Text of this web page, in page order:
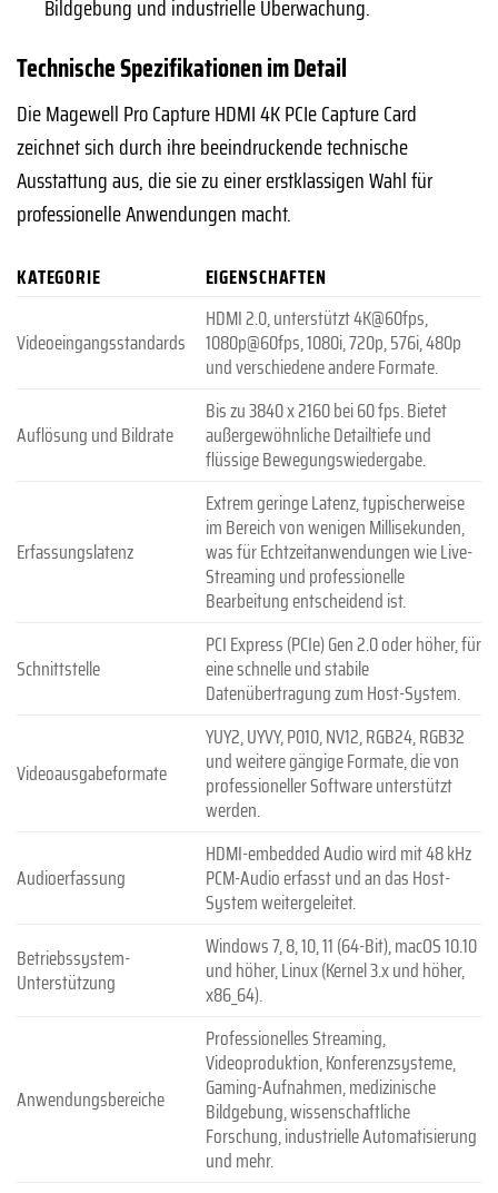
Bildgebung und industrielle Überwachung.
Technische Spezifikationen im Detail
Die Magewell Pro Capture HDMI 4K PCIe Capture Card
zeichnet sich durch ihre beeindruckende technische
Ausstattung aus, die sie zu einer erstklassigen Wahl für
professionelle Anwendungen macht.
KATEGORIE EIGENSCHAFTEN
Videoeingangsstandards
HDMI 2.0, unterstützt 4K@60fps,
1080p@60fps, 1080i, 720p, 576i, 480p
und verschiedene andere Formate.
Auflösung und Bildrate
Bis zu 3840 x 2160 bei 60 fps. Bietet
außergewöhnliche Detailtiefe und
flüssige Bewegungswiedergabe.
Erfassungslatenz
Extrem geringe Latenz, typischerweise
im Bereich von wenigen Millisekunden,
was für Echtzeitanwendungen wie Live-
Streaming und professionelle
Bearbeitung entscheidend ist.
Schnittstelle
PCI Express (PCIe) Gen 2.0 oder höher, für
eine schnelle und stabile
Datenübertragung zum Host-System.
Videoausgabeformate
YUY2, UYVY, P010, NV12, RGB24, RGB32
und weitere gängige Formate, die von
professioneller Software unterstützt
werden.
Audioerfassung
HDMI-embedded Audio wird mit 48 kHz
PCM-Audio erfasst und an das Host-
System weitergeleitet.
Betriebssystem-
Unterstützung
Windows 7, 8, 10, 11 (64-Bit), macOS 10.10
und höher, Linux (Kernel 3.x und höher,
x86_64).
Anwendungsbereiche
Professionelles Streaming,
Videoproduktion, Konferenzsysteme,
Gaming-Aufnahmen, medizinische
Bildgebung, wissenschaftliche
Forschung, industrielle Automatisierung
und mehr.